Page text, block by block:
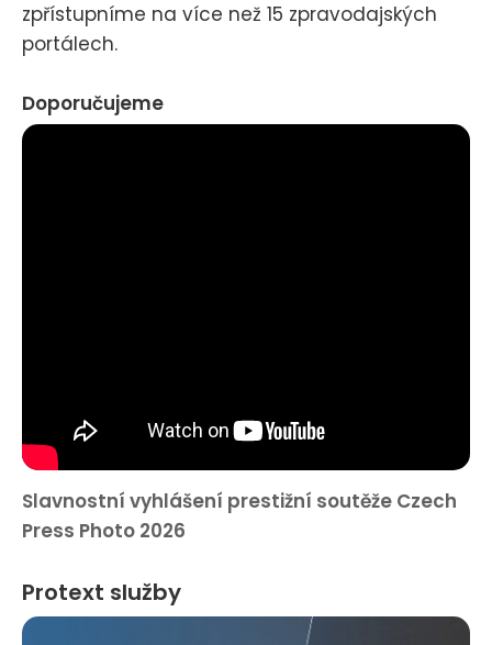
zpřístupníme na více než 15 zpravodajských
portálech.
Doporučujeme
Slavnostní vyhlášení prestižní soutěže Czech
Press Photo 2026
Protext služby